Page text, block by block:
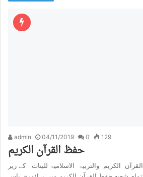
admin 04/11/2019 0 129
حفظ القرآن الکریم
الکریم والتربیۃ الاسلامیۃ للبنات کے زیر